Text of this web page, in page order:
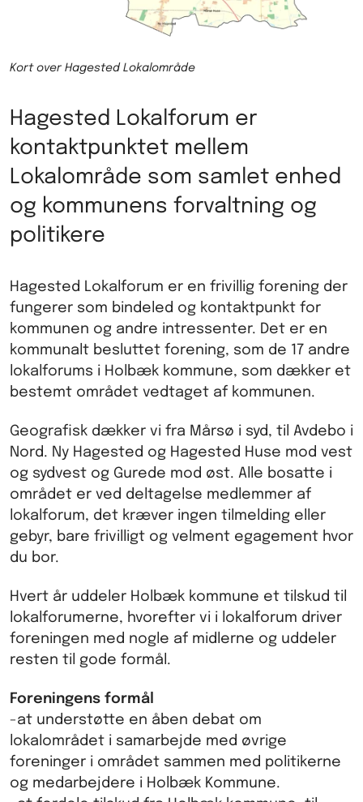
Kort over Hagested Lokalområde
Hagested Lokalforum er
kontaktpunktet mellem
Lokalområde som samlet enhed
og kommunens forvaltning og
politikere
Hagested Lokalforum er en frivillig forening der
fungerer som bindeled og kontaktpunkt for
kommunen og andre intressenter. Det er en
kommunalt besluttet forening, som de 17 andre
lokalforums i Holbæk kommune, som dækker et
bestemt området vedtaget af kommunen.
Geografisk dækker vi fra Mårsø i syd, til Avdebo i
Nord. Ny Hagested og Hagested Huse mod vest
og sydvest og Gurede mod øst. Alle bosatte i
området er ved deltagelse medlemmer af
lokalforum, det kræver ingen tilmelding eller
gebyr, bare frivilligt og velment egagement hvor
du bor.
Hvert år uddeler Holbæk kommune et tilskud til
lokalforumerne, hvorefter vi i lokalforum driver
foreningen med nogle af midlerne og uddeler
resten til gode formål.
Foreningens formål
-at understøtte en åben debat om
lokalområdet i samarbejde med øvrige
foreninger i området sammen med politikerne
og medarbejdere i Holbæk Kommune.